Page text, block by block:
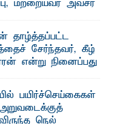
மற்றையவர் அவசர
கல்முனை
அருகாமையில்
...
தாழ்த்தப்பட்ட
சேர்ந்தவர், கீழ்
என்று நினைப்பது
தலைவர் பிரபாகரன்
என்பதால்
பயிர்ச்செய்கைகள்
நெல்